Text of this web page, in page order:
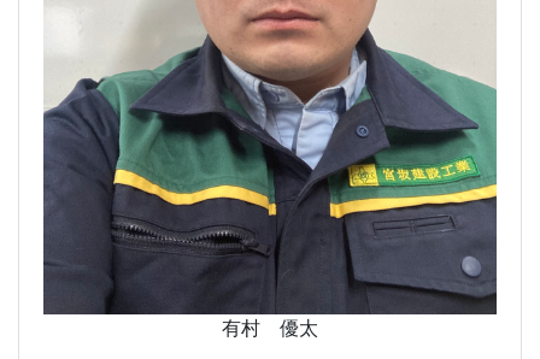
有村 優太